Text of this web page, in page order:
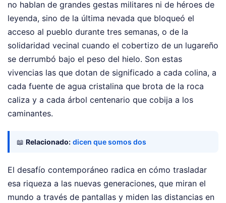
no hablan de grandes gestas militares ni de héroes de
leyenda, sino de la última nevada que bloqueó el
acceso al pueblo durante tres semanas, o de la
solidaridad vecinal cuando el cobertizo de un lugareño
se derrumbó bajo el peso del hielo. Son estas
vivencias las que dotan de significado a cada colina, a
cada fuente de agua cristalina que brota de la roca
caliza y a cada árbol centenario que cobija a los
caminantes.
📖 Relacionado: dicen que somos dos
El desafío contemporáneo radica en cómo trasladar
esa riqueza a las nuevas generaciones, que miran el
mundo a través de pantallas y miden las distancias en